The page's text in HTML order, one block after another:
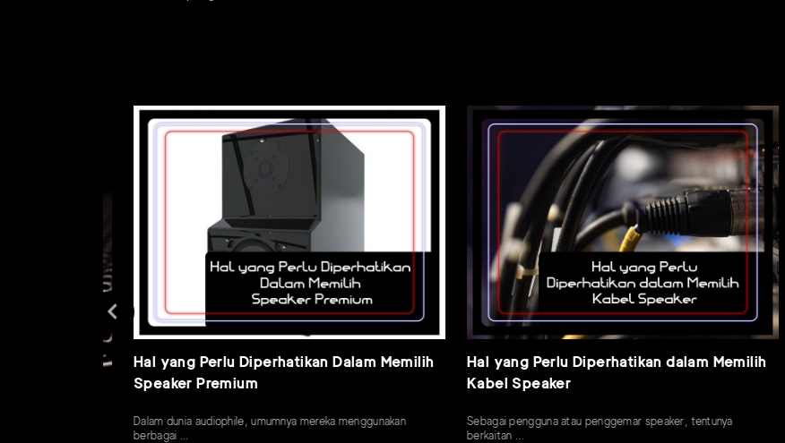
Hal yang Perlu Diperhatikan Dalam Memilih
Speaker Premium
Dalam dunia audiophile, umumnya mereka menggunakan
berbagai ...
Hal yang Perlu Diperhatikan dalam Memilih
Kabel Speaker
Sebagai pengguna atau penggemar speaker, tentunya
berkaitan ...